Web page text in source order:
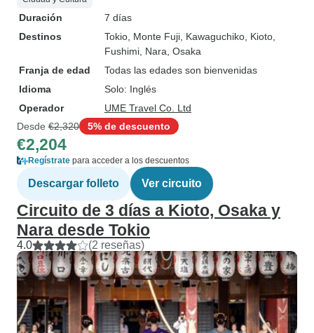
Duración
7 días
Destinos
Tokio , Monte Fuji , Kawaguchiko , Kioto
Fushimi , Nara , Osaka
Franja de edad
Todas las edades son bienvenidas
Idioma
Solo: Inglés
Operador
UME Travel Co. Ltd
Desde €2,320 5% de descuento
€2,204
Regístrate para acceder a los descuentos
Descargar folleto Ver circuito
Circuito de 3 días a Kioto, Osaka y
Nara desde Tokio
4.0 (2 reseñas)